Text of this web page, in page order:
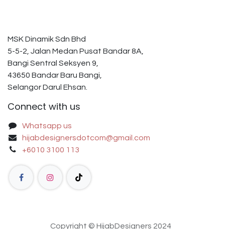
MSK Dinamik Sdn Bhd
5-5-2, Jalan Medan Pusat Bandar 8A,
Bangi Sentral Seksyen 9,
43650 Bandar Baru Bangi,
Selangor Darul Ehsan.
Connect with us
Whatsapp us
hijabdesignersdotcom@gmail.com
+6010 3100 113
Copyright © HijabDesigners 2024